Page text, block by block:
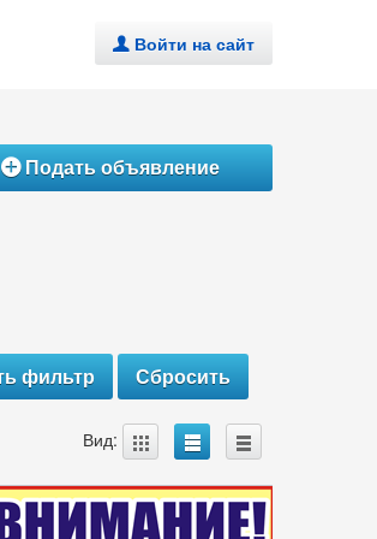
. Войти на сайт
ÁПодать объявление
Вид: A B C